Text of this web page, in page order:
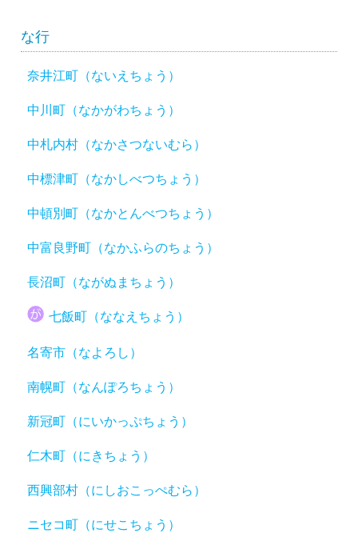
な行
奈井江町（ないえちょう）
中川町（なかがわちょう）
中札内村（なかさつないむら）
中標津町（なかしべつちょう）
中頓別町（なかとんべつちょう）
中富良野町（なかふらのちょう）
長沼町（ながぬまちょう）
七飯町（ななえちょう）
名寄市（なよろし）
南幌町（なんぽろちょう）
新冠町（にいかっぷちょう）
仁木町（にきちょう）
西興部村（にしおこっぺむら）
ニセコ町（にせこちょう）